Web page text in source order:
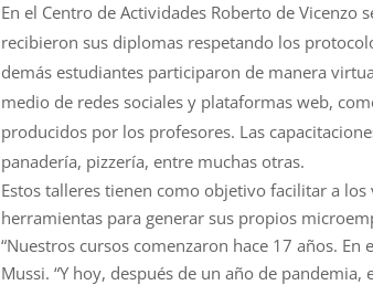
En el Centro de Actividades Roberto de
recibieron sus diplomas respetando los
demás estudiantes participaron de manera
medio de redes sociales y plataformas web,
producidos por los profesores. Las
panadería, pizzería, entre muchas otras.
Estos talleres tienen como objetivo facilitar a
herramientas para generar sus propios
“Nuestros cursos comenzaron hace 17 años.
Mussi. “Y hoy, después de un año de